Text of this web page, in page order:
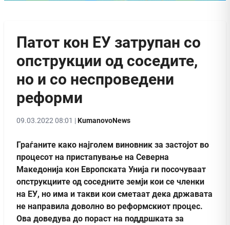
Патот кон ЕУ затрупан со
опструкции од соседите,
но и со неспроведени
реформи
09.03.2022 08:01 |KumanovoNews
Граѓаните како најголем виновник за застојот во
процесот на пристапување на Северна
Македонија кон Европската Унија ги посочуваат
опструкциите од соседните земји кои се членки
на ЕУ, но има и такви кои сметаат дека државата
не направила доволно во реформскиот процес.
Ова доведува до пораст на поддршката за